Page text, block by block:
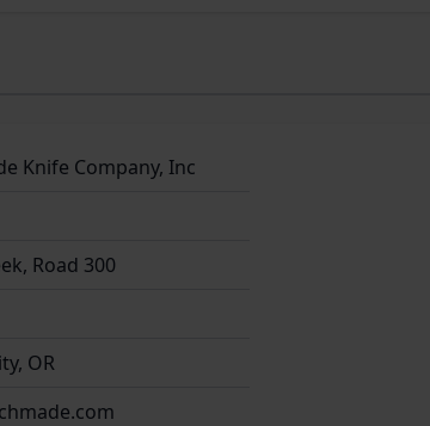
Knife Company, Inc
Road 300
OR